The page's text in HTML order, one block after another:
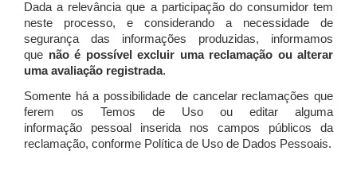
Dada a relevância que a participação do consumidor tem
neste processo, e considerando a necessidade de
segurança das informações produzidas, informamos
que não é possível excluir uma reclamação ou alterar
uma avaliação registrada.
Somente há a possibilidade de cancelar reclamações que
ferem os Temos de Uso ou editar alguma
informação pessoal inserida nos campos públicos da
reclamação, conforme Política de Uso de Dados Pessoais.